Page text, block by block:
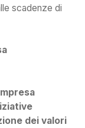
scadenze di
dei valori